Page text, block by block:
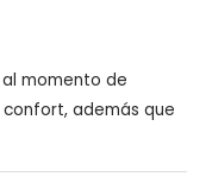
momento de
además que